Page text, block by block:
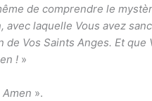
de comprendre le
laquelle Vous avez
Vos Saints Anges. Et que
! »
Amen ».